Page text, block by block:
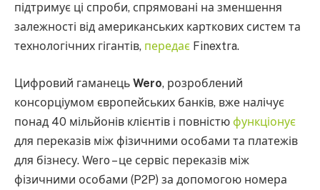
підтримує ці спроби, спрямовані на зменшення
залежності від американських карткових систем та
технологічних гігантів, передає Finextra.
Цифровий гаманець Wero, розроблений
консорціумом європейських банків, вже налічує
понад 40 мільйонів клієнтів і повністю функціонує
для переказів між фізичними особами та платежів
для бізнесу. Wero – це сервіс переказів між
фізичними особами (P2P) за допомогою номера